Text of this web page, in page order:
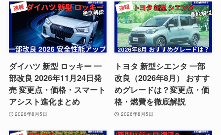
ダイハツ 新型 ロッキー 一
部改良 2026年11月24日発
売 変更点・価格・スマート
アシスト進化まとめ
2026年8月5日
トヨタ 新型シエンタ 一部
改良（2026年8月） おすす
めグレードは？変更点・価
格・燃費を徹底解説
2026年8月5日